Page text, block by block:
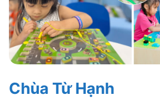
Chùa Từ Hạnh